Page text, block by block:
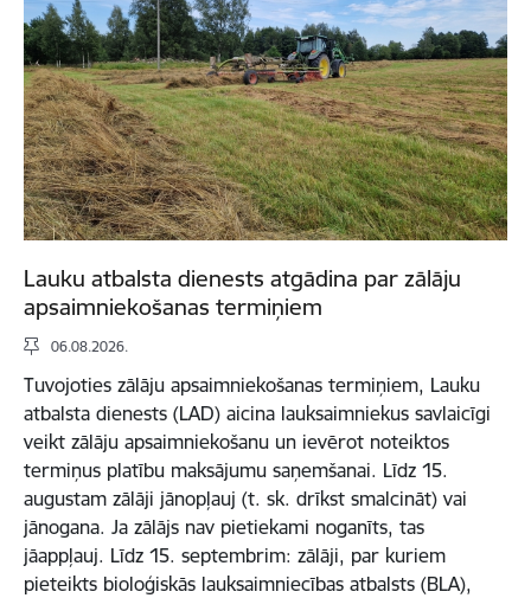
Lauku atbalsta dienests atgādina par zālāju
apsaimniekošanas termiņiem
06.08.2026.
Tuvojoties zālāju apsaimniekošanas termiņiem, Lauku
atbalsta dienests (LAD) aicina lauksaimniekus savlaicīgi
veikt zālāju apsaimniekošanu un ievērot noteiktos
termiņus platību maksājumu saņemšanai. Līdz 15.
augustam zālāji jānopļauj (t. sk. drīkst smalcināt) vai
jānogana. Ja zālājs nav pietiekami noganīts, tas
jāappļauj. Līdz 15. septembrim: zālāji, par kuriem
pieteikts bioloģiskās lauksaimniecības atbalsts (BLA),